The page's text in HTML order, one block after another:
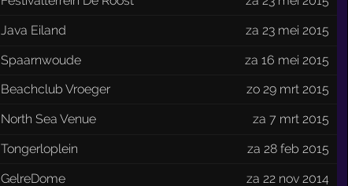
Java Eiland
za 23 mei 2015
Spaarnwoude
za 16 mei 2015
Beachclub Vroeger
zo 29 mrt 2015
North Sea Venue
za 7 mrt 2015
Tongerloplein
za 28 feb 2015
GelreDome
za 22 nov 2014